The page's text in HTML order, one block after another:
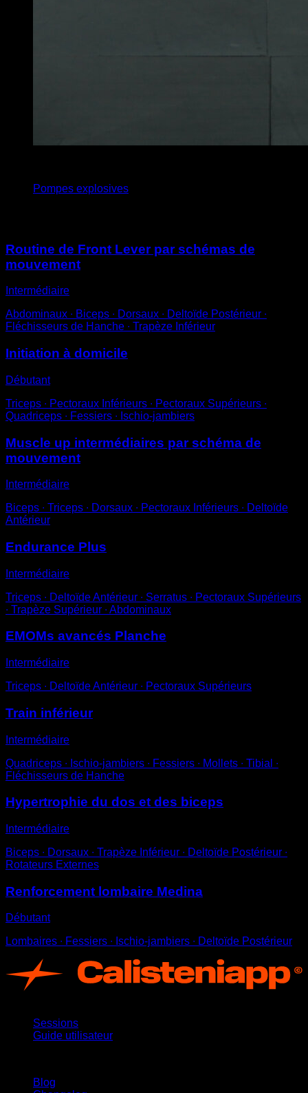
Pompes explosives
Routine de Front Lever par schémas de
mouvement
Intermédiaire
Abdominaux ∙ Biceps ∙ Dorsaux ∙ Deltoïde Postérieur ∙
Fléchisseurs de Hanche ∙ Trapèze Inférieur
Initiation à domicile
Débutant
Triceps ∙ Pectoraux Inférieurs ∙ Pectoraux Supérieurs ∙
Quadriceps ∙ Fessiers ∙ Ischio-jambiers
Muscle up intermédiaires par schéma de
mouvement
Intermédiaire
Biceps ∙ Triceps ∙ Dorsaux ∙ Pectoraux Inférieurs ∙ Deltoïde
Antérieur
Endurance Plus
Intermédiaire
Triceps ∙ Deltoïde Antérieur ∙ Serratus ∙ Pectoraux Supérieurs
∙ Trapèze Supérieur ∙ Abdominaux
EMOMs avancés Planche
Intermédiaire
Triceps ∙ Deltoïde Antérieur ∙ Pectoraux Supérieurs
Train inférieur
Intermédiaire
Quadriceps ∙ Ischio-jambiers ∙ Fessiers ∙ Mollets ∙ Tibial ∙
Fléchisseurs de Hanche
Hypertrophie du dos et des biceps
Intermédiaire
Biceps ∙ Dorsaux ∙ Trapèze Inférieur ∙ Deltoïde Postérieur ∙
Rotateurs Externes
Renforcement lombaire Medina
Débutant
Lombaires ∙ Fessiers ∙ Ischio-jambiers ∙ Deltoïde Postérieur
Sessions
Guide utilisateur
Blog